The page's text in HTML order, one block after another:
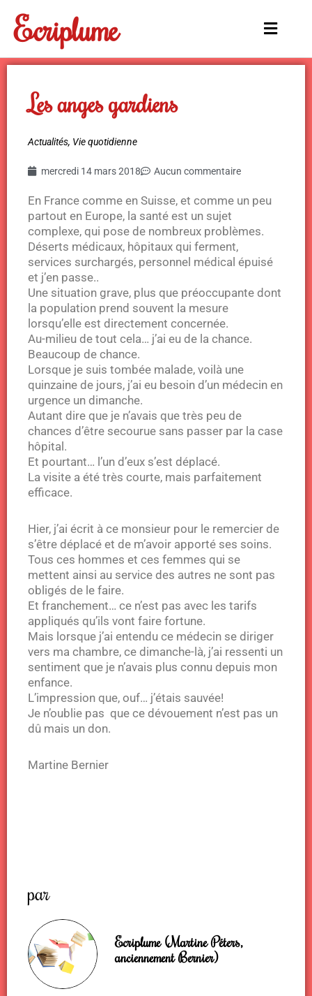
contenu
Ecriplume
Main
Les anges gardiens
Actualités, Vie quotidienne
mercredi 14 mars 2018 Aucun commentaire
En France comme en Suisse, et comme un peu
partout en Europe, la santé est un sujet
complexe, qui pose de nombreux problèmes.
Déserts médicaux, hôpitaux qui ferment,
services surchargés, personnel médical épuisé
et j’en passe..
Une situation grave, plus que préoccupante dont
la population prend souvent la mesure
lorsqu’elle est directement concernée.
Au-milieu de tout cela… j’ai eu de la chance.
Beaucoup de chance.
Lorsque je suis tombée malade, voilà une
quinzaine de jours, j’ai eu besoin d’un médecin en
urgence un dimanche.
Autant dire que je n’avais que très peu de
chances d’être secourue sans passer par la case
hôpital.
Et pourtant… l’un d’eux s’est déplacé.
La visite a été très courte, mais parfaitement
efficace.
Hier, j’ai écrit à ce monsieur pour le remercier de
s’être déplacé et de m’avoir apporté ses soins.
Tous ces hommes et ces femmes qui se
mettent ainsi au service des autres ne sont pas
obligés de le faire.
Et franchement… ce n’est pas avec les tarifs
appliqués qu’ils vont faire fortune.
Mais lorsque j’ai entendu ce médecin se diriger
vers ma chambre, ce dimanche-là, j’ai ressenti un
sentiment que je n’avais plus connu depuis mon
enfance.
L’impression que, ouf… j’étais sauvée!
Je n’oublie pas que ce dévouement n’est pas un
dû mais un don.
Martine Bernier
par
Ecriplume (Martine Péters,
anciennement Bernier)